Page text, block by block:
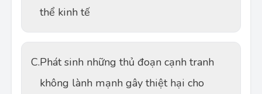
thể kinh tế
C.Phát sinh những thủ đoạn cạnh tranh
không lành mạnh gây thiệt hại cho